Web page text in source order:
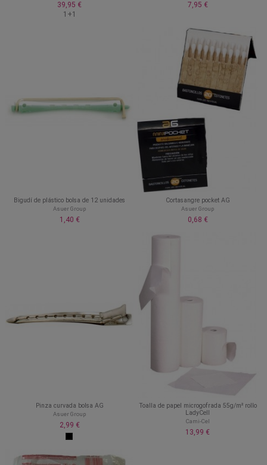
39,95 €
1+1
7,95 €
Bigudí de plástico bolsa de 12 unidades
Asuer Group
1,40 €
Cortasangre pocket AG
Asuer Group
0,68 €
Pinza curvada bolsa AG
Asuer Group
2,99 €
Toalla de papel microgofrada 55g/m² rollo
LadyCell
Cami-Cel
13,99 €